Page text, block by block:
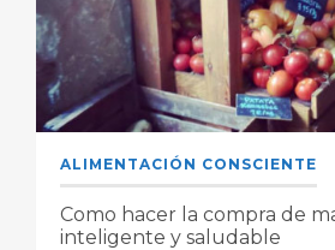
ALIMENTACIÓN CONSCIENTE
Como hacer la compra de
inteligente y saludable